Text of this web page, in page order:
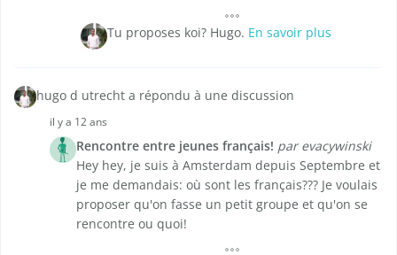
Tu proposes koi? Hugo. En savoir plus
hugo d utrecht a répondu à une discussion
il y a 12 ans
Rencontre entre jeunes français! par evacywinski
Hey hey, je suis à Amsterdam depuis Septembre et
je me demandais: où sont les français??? Je voulais
proposer qu'on fasse un petit groupe et qu'on se
rencontre ou quoi!